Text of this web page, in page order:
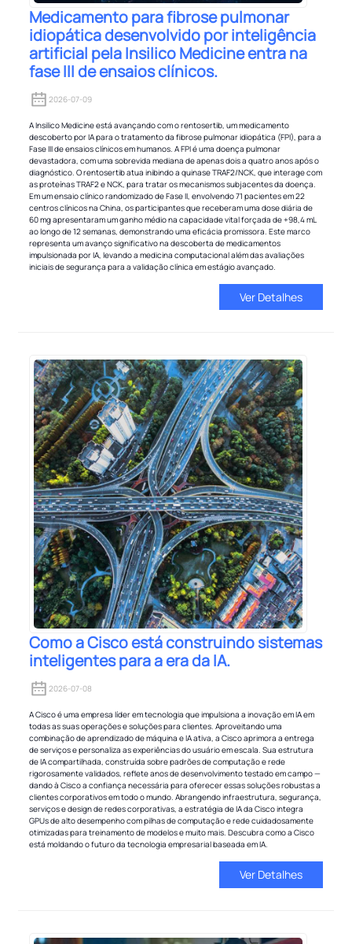
Medicamento para fibrose pulmonar
idiopática desenvolvido por inteligência
artificial pela Insilico Medicine entra na
fase III de ensaios clínicos.
2026-07-09
A Insilico Medicine está avançando com o rentosertib, um medicamento
descoberto por IA para o tratamento da fibrose pulmonar idiopática (FPI), para a
Fase III de ensaios clínicos em humanos. A FPI é uma doença pulmonar
devastadora, com uma sobrevida mediana de apenas dois a quatro anos após o
diagnóstico. O rentosertib atua inibindo a quinase TRAF2/NCK, que interage com
as proteínas TRAF2 e NCK, para tratar os mecanismos subjacentes da doença.
Em um ensaio clínico randomizado de Fase II, envolvendo 71 pacientes em 22
centros clínicos na China, os participantes que receberam uma dose diária de
60 mg apresentaram um ganho médio na capacidade vital forçada de +98,4 mL
ao longo de 12 semanas, demonstrando uma eficácia promissora. Este marco
representa um avanço significativo na descoberta de medicamentos
impulsionada por IA, levando a medicina computacional além das avaliações
iniciais de segurança para a validação clínica em estágio avançado.
Ver Detalhes
Como a Cisco está construindo sistemas
inteligentes para a era da IA.
2026-07-08
A Cisco é uma empresa líder em tecnologia que impulsiona a inovação em IA em
todas as suas operações e soluções para clientes. Aproveitando uma
combinação de aprendizado de máquina e IA ativa, a Cisco aprimora a entrega
de serviços e personaliza as experiências do usuário em escala. Sua estrutura
de IA compartilhada, construída sobre padrões de computação e rede
rigorosamente validados, reflete anos de desenvolvimento testado em campo —
dando à Cisco a confiança necessária para oferecer essas soluções robustas a
clientes corporativos em todo o mundo. Abrangendo infraestrutura, segurança,
serviços e design de redes corporativas, a estratégia de IA da Cisco integra
GPUs de alto desempenho com pilhas de computação e rede cuidadosamente
otimizadas para treinamento de modelos e muito mais. Descubra como a Cisco
está moldando o futuro da tecnologia empresarial baseada em IA.
Ver Detalhes